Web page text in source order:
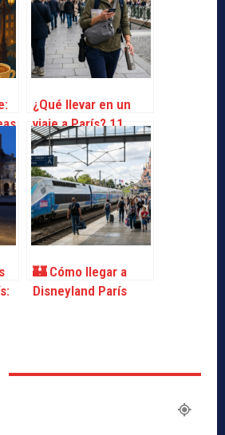
¿Qué llevar en un
viaje a París? 11
cosas
imprescindibles
🏰 Cómo llegar a
Disneyland París